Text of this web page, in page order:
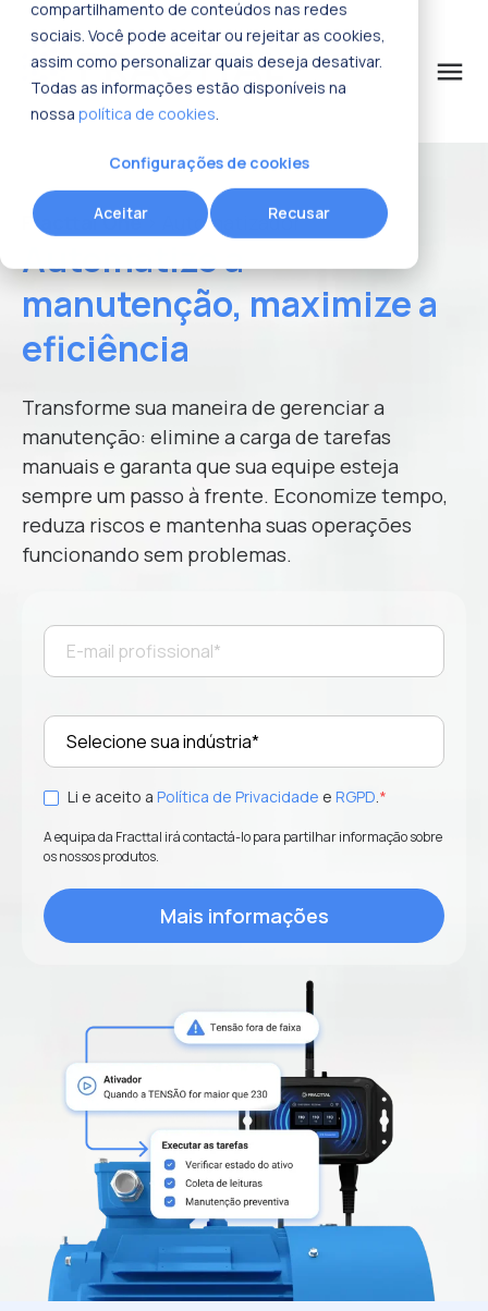
compartilhamento de conteúdos nas redes
sociais. Você pode aceitar ou rejeitar as cookies,
assim como personalizar quais deseja desativar.
Todas as informações estão disponíveis na
nossa política de cookies.
Configurações de cookies
Aceitar Recusar
menu
o que procura?
Fracttal One> Automatizador
Automatize a
manutenção, maximize a
eficiência
Transforme sua maneira de gerenciar a
manutenção: elimine a carga de tarefas
manuais e garanta que sua equipe esteja
sempre um passo à frente. Economize tempo,
reduza riscos e mantenha suas operações
funcionando sem problemas.
Li e aceito a Política de Privacidade e RGPD.*
A equipa da Fracttal irá contactá-lo para partilhar informação sobre
os nossos produtos.